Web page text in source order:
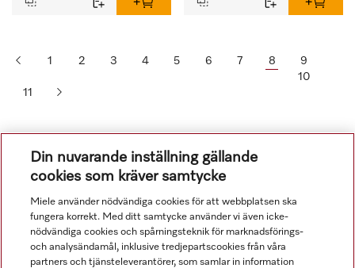
1 2 3 4 5 6 7 8
9
10
11
Navigering
Din nuvarande inställning gällande
cookies som kräver samtycke
Miele använder nödvändiga cookies för att webbplatsen ska
fungera korrekt. Med ditt samtycke använder vi även icke-
nödvändiga cookies och spårningsteknik för marknadsförings-
och analysändamål, inklusive tredjepartscookies från våra
partners och tjänsteleverantörer, som samlar in information